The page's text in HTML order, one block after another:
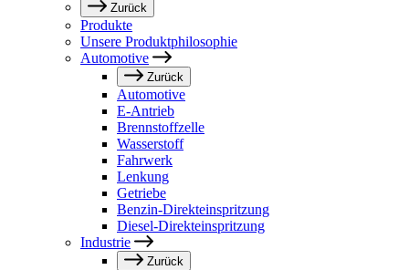
Zurück
Produkte
Unsere Produktphilosophie
Automotive
Zurück
Automotive
E-Antrieb
Brennstoffzelle
Wasserstoff
Fahrwerk
Lenkung
Getriebe
Benzin-Direkteinspritzung
Diesel-Direkteinspritzung
Industrie
Zurück